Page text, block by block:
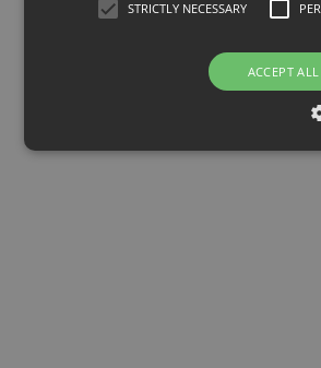
STRICTLY NECESSARY
ACCEPT ALL